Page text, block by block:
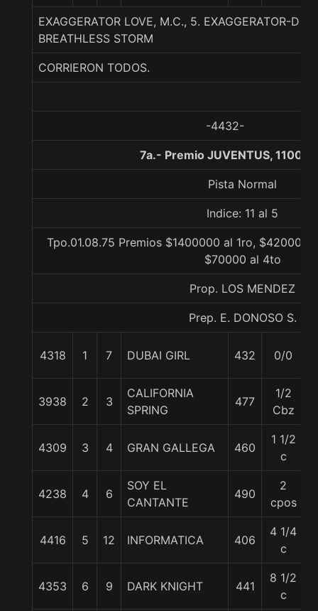
EXAGGERATOR LOVE, M.C., 5. EXAGGERATOR-
BREATHLESS STORM
CORRIERON TODOS.
-4432-
7a.- Premio JUVENTUS, 1100
Pista Normal
Indice: 11 al 5
Tpo.01.08.75 Premios $1400000 al 1ro, $420000
$70000 al 4to
Prop. LOS MENDEZ
Prep. E. DONOSO S.
4318 1 7 DUBAI GIRL 432 0/0
3938 2 3
CALIFORNIA
SPRING
477
1/2
Cbz
4309 3 4 GRAN GALLEGA 460
1 1/2
c
4238 4 6
SOY EL
CANTANTE
490
2
cpos
4416 5 12 INFORMATICA 406
4 1/4
c
4353 6 9 DARK KNIGHT 441
8 1/2
c